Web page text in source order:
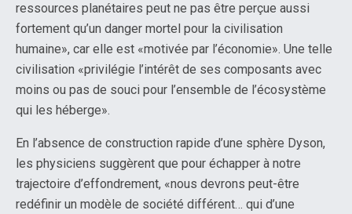
ressources planétaires peut ne pas être perçue aussi
fortement qu’un danger mortel pour la civilisation
humaine», car elle est «motivée par l’économie». Une telle
civilisation «privilégie l’intérêt de ses composants avec
moins ou pas de souci pour l’ensemble de l’écosystème
qui les héberge».
En l’absence de construction rapide d’une sphère Dyson,
les physiciens suggèrent que pour échapper à notre
trajectoire d’effondrement, «nous devrons peut-être
redéfinir un modèle de société différent… qui d’une